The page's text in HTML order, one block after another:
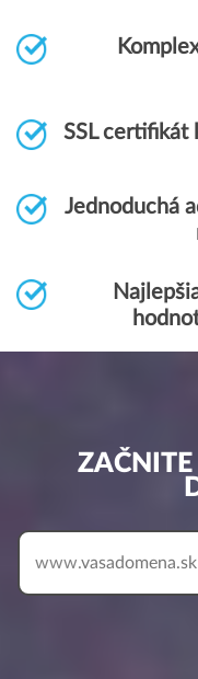
SSL certifikát
Jednoduchá
www.